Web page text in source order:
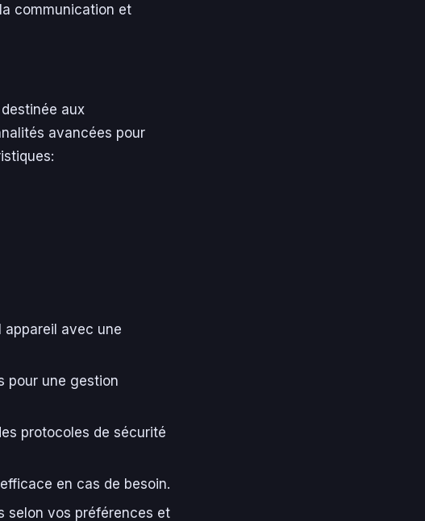
communication et
aux
avancées pour
appareil avec une
pour une gestion
protocoles de sécurité
en cas de besoin.
selon vos préférences et